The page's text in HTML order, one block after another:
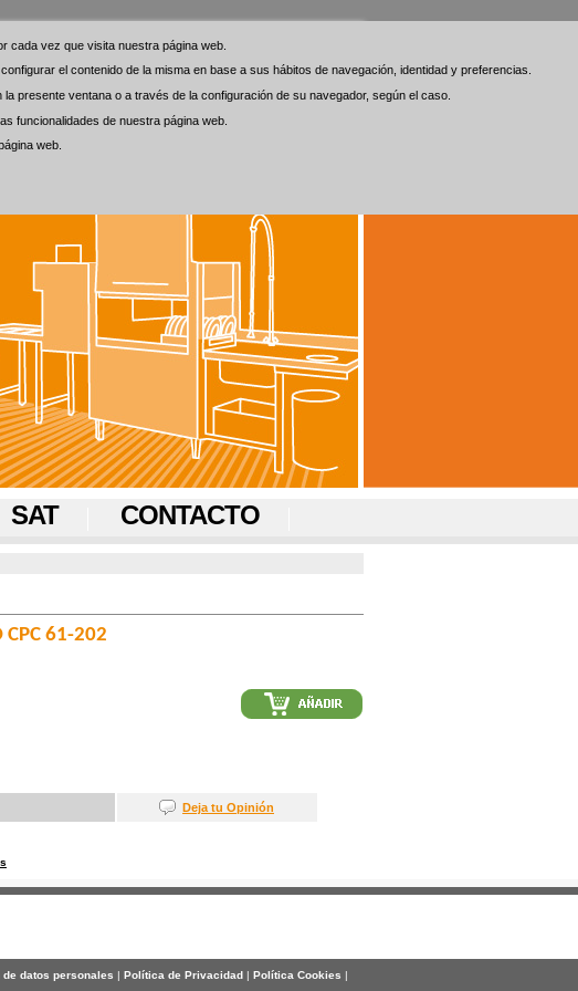
cada vez que visita nuestra página web.
el contenido de la misma en base a sus hábitos de navegación, identidad y preferencias.
presente ventana o a través de la configuración de su navegador, según el caso.
funcionalidades de nuestra página web.
web.
cada vez que visita nuestra página web.
el contenido de la misma en base a sus hábitos de navegación, identidad y preferencias.
presente ventana o a través de la configuración de su navegador, según el caso.
funcionalidades de nuestra página web.
web.
SAT CONTACTO
CPC 61-202
Deja tu Opinión
datos personales | Política de Privacidad| Política Cookies |